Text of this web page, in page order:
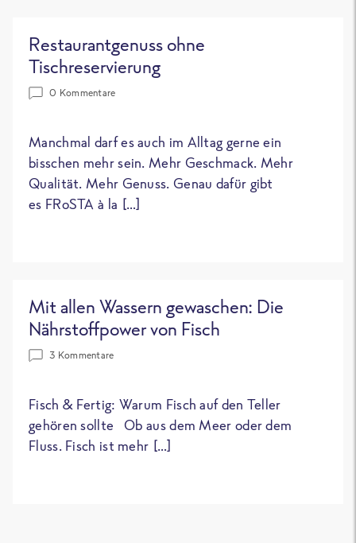
Restaurantgenuss ohne
Tischreservierung
0 Kommentare
Manchmal darf es auch im Alltag gerne ein
bisschen mehr sein. Mehr Geschmack. Mehr
Qualität. Mehr Genuss. Genau dafür gibt
es FRoSTA à la […]
Mit allen Wassern gewaschen: Die
Nährstoffpower von Fisch
3 Kommentare
Fisch & Fertig: Warum Fisch auf den Teller
gehören sollte Ob aus dem Meer oder dem
Fluss. Fisch ist mehr […]